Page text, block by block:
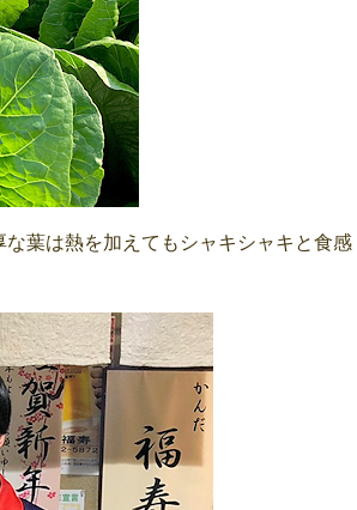
葉は熱を加えてもシャキシャキと食感